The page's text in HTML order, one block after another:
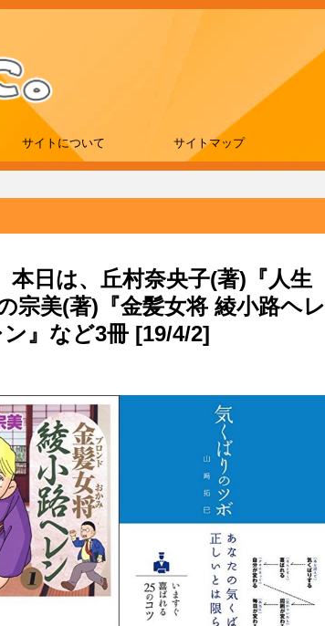
サイトについて サイトマップ
本日は、丘村奈央子(著)『人生
宗美(著)『金髪女将 綾小路ヘレ
』など3冊 [19/4/2]